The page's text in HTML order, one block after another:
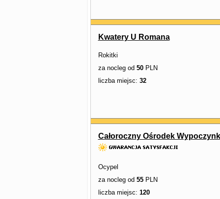
Kwatery U Romana
Rokitki
za nocleg od 50PLN
liczba miejsc: 32
Całoroczny Ośrodek
Ocypel
za nocleg od 55PLN
liczba miejsc: 120